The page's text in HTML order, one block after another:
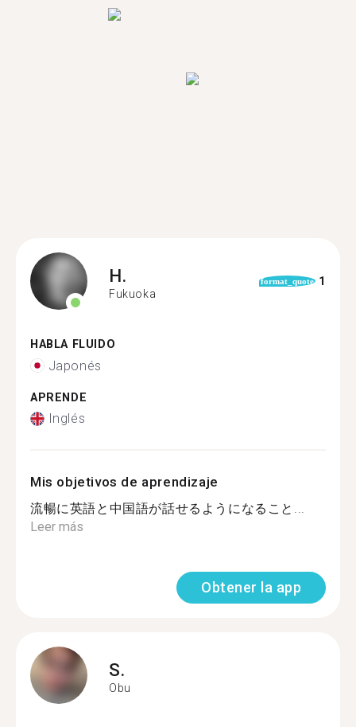
H.
Fukuoka
format_quote 1
HABLA FLUIDO
Japonés
APRENDE
Inglés
Mis objetivos de aprendizaje
流暢に英語と中国語が話せるようになること...
Leer más
Obtener la app
S.
Obu